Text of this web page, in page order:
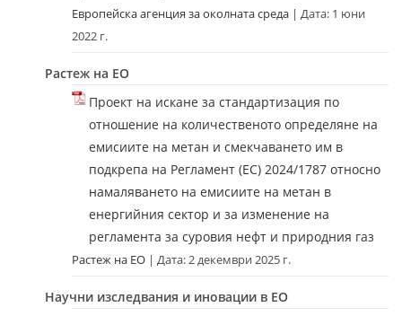
Европейска агенция за околната среда
Дата: 1 юни
2022 г.
Растеж на ЕО
Проект на искане за стандартизация по
отношение на количественото определяне на
емисиите на метан и смекчаването им в
подкрепа на Регламент (ЕС) 2024/1787 относно
намаляването на емисиите на метан в
енергийния сектор и за изменение на
регламента за суровия нефт и природния газ
Растеж на ЕО Дата: 2 декември 2025 г.
Научни изследвания и иновации в ЕО